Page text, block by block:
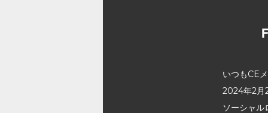
いつもCE
2024年2月
ソーシャ